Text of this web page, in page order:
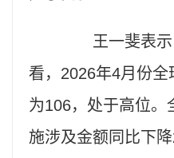
王一斐表示
看，2026年4月份全
为106，处于高位。
施涉及金额同比下